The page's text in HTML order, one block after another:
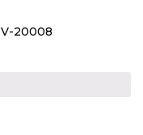
20008